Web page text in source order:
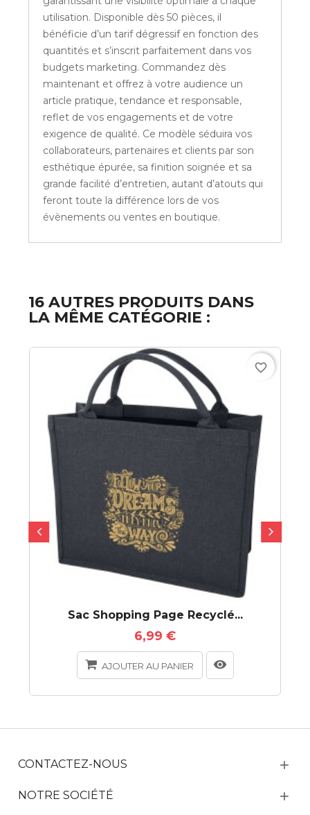
utilisation. Disponible dès 50 pièces, il
bénéficie d’un tarif dégressif en fonction des
quantités et s’inscrit parfaitement dans vos
budgets marketing. Commandez dès
maintenant et offrez à votre audience un
article pratique, tendance et responsable,
reflet de vos engagements et de votre
exigence de qualité. Ce modèle séduira vos
collaborateurs, partenaires et clients par son
esthétique épurée, sa finition soignée et sa
grande facilité d’entretien, autant d’atouts qui
feront toute la différence lors de vos
évènements ou ventes en boutique.
16 AUTRES PRODUITS DANS
LA MÊME CATÉGORIE :
Sac Shopping Page Recyclé...
6,99 €
AJOUTER AU PANIER
favorite_border
CONTACTEZ-NOUS
NOTRE SOCIÉTÉ